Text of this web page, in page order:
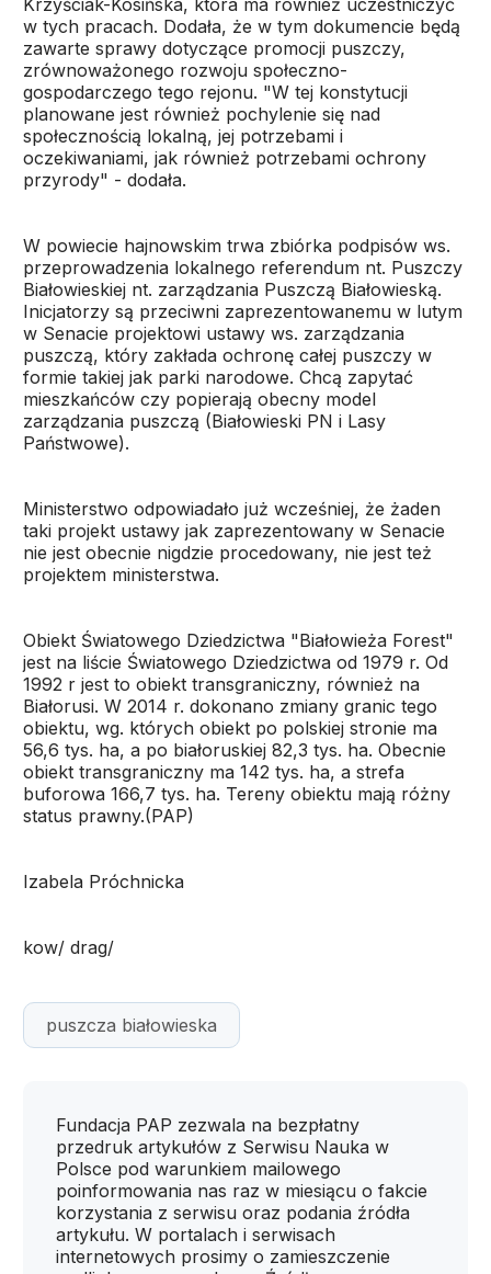
Krzyściak-Kosińska, która ma również uczestniczyć
w tych pracach. Dodała, że w tym dokumencie będą
zawarte sprawy dotyczące promocji puszczy,
zrównoważonego rozwoju społeczno-
gospodarczego tego rejonu. "W tej konstytucji
planowane jest również pochylenie się nad
społecznością lokalną, jej potrzebami i
oczekiwaniami, jak również potrzebami ochrony
przyrody" - dodała.
W powiecie hajnowskim trwa zbiórka podpisów ws.
przeprowadzenia lokalnego referendum nt. Puszczy
Białowieskiej nt. zarządzania Puszczą Białowieską.
Inicjatorzy są przeciwni zaprezentowanemu w lutym
w Senacie projektowi ustawy ws. zarządzania
puszczą, który zakłada ochronę całej puszczy w
formie takiej jak parki narodowe. Chcą zapytać
mieszkańców czy popierają obecny model
zarządzania puszczą (Białowieski PN i Lasy
Państwowe).
Ministerstwo odpowiadało już wcześniej, że żaden
taki projekt ustawy jak zaprezentowany w Senacie
nie jest obecnie nigdzie procedowany, nie jest też
projektem ministerstwa.
Obiekt Światowego Dziedzictwa "Białowieża Forest"
jest na liście Światowego Dziedzictwa od 1979 r. Od
1992 r jest to obiekt transgraniczny, również na
Białorusi. W 2014 r. dokonano zmiany granic tego
obiektu, wg. których obiekt po polskiej stronie ma
56,6 tys. ha, a po białoruskiej 82,3 tys. ha. Obecnie
obiekt transgraniczny ma 142 tys. ha, a strefa
buforowa 166,7 tys. ha. Tereny obiektu mają różny
status prawny.(PAP)
Izabela Próchnicka
kow/ drag/
puszcza białowieska
Fundacja PAP zezwala na bezpłatny
przedruk artykułów z Serwisu Nauka w
Polsce pod warunkiem mailowego
poinformowania nas raz w miesiącu o fakcie
korzystania z serwisu oraz podania źródła
artykułu. W portalach i serwisach
internetowych prosimy o zamieszczenie